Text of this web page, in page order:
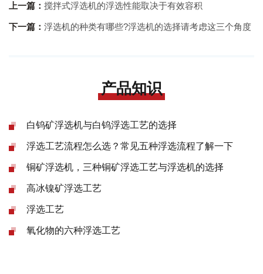
上一篇： 搅拌式浮选机的浮选性能取决于有效容积
下一篇： 浮选机的种类有哪些?浮选机的选择请考虑这三个角度
产品知识
白钨矿浮选机与白钨浮选工艺的选择
浮选工艺流程怎么选？常见五种浮选流程了解一下
铜矿浮选机，三种铜矿浮选工艺与浮选机的选择
高冰镍矿浮选工艺
浮选工艺
氧化物的六种浮选工艺